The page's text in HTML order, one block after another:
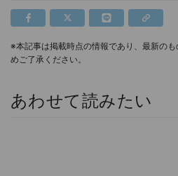
※本記事は掲載時点の情報であり、最新の
めご了承ください。
あわせて読みたい